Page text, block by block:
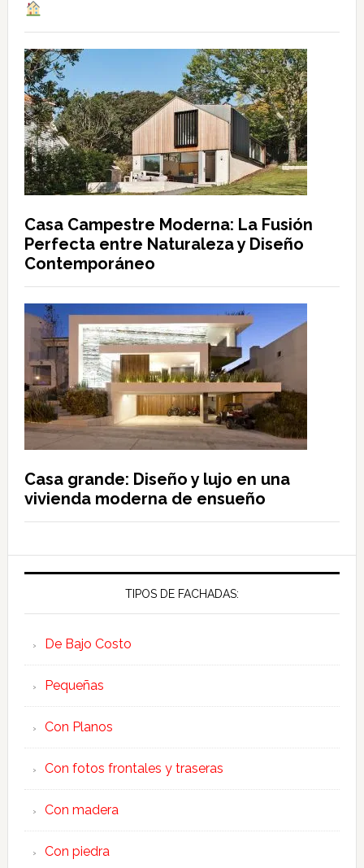
Casa Campestre Moderna: La Fusión
Perfecta entre Naturaleza y Diseño
Contemporáneo
Casa grande: Diseño y lujo en una
vivienda moderna de ensueño
TIPOS DE FACHADAS:
De Bajo Costo
Pequeñas
Con Planos
Con fotos frontales y traseras
Con madera
Con piedra